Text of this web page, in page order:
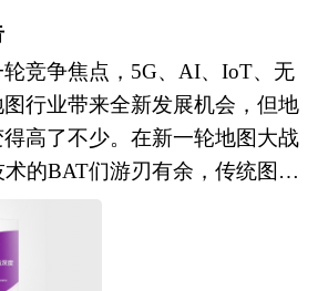
钢铁经营企业，科研、投资机
前钢铁行业发展动态，把握企
可多得的精品研究报告。
等现实指标，分析预测行业的
从多个角度去评估企业市场地
成长性，已经为众多企业带来
有价值的咨询服务过程。 本
研普华咨询公司领衔撰写，在大
础上，主要依据了国家统计
家发改委、国家经济信息中
究中心、国家海关总署、全国商
竞争焦点，5G、AI、IoT、无
行业带来全新发展机会，但地
高了不少。在新一轮地图大战
的BAT们游刃有余，传统图商
原因是智能地图是AI技术驱动
图数据生产模式已不再适用。以
时代自动驾驶、智能交通、智